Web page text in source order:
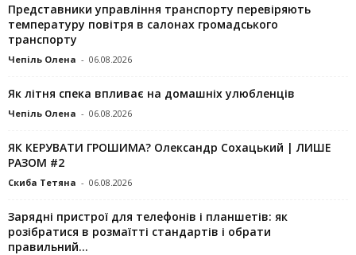
Представники управління транспорту перевіряють
температуру повітря в салонах громадського
транспорту
Чепіль Олена - 06.08.2026
Як літня спека впливає на домашніх улюбленців
Чепіль Олена - 06.08.2026
ЯК КЕРУВАТИ ГРОШИМА? Олександр Сохацький | ЛИШЕ
РАЗОМ #2
Скиба Тетяна - 06.08.2026
Зарядні пристрої для телефонів і планшетів: як
розібратися в розмаїтті стандартів і обрати
правильний...